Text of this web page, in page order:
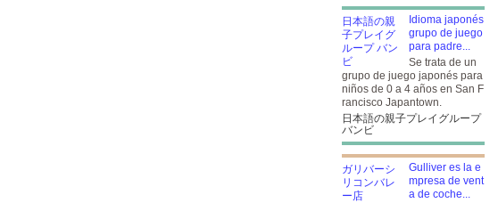
Idioma japonés
grupo de juego
para padre...
Se trata de un
grupo de juego japonés para
niños de 0 a 4 años en San F
rancisco Japantown.
日本語の親子プレイグループ
バンビ
Gulliver es la e
mpresa de vent
a de coche...